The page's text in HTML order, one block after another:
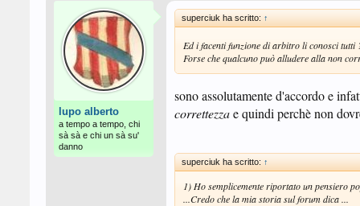
lupo alberto
a tempo a tempo, chi
sà sà e chi un sà su'
danno
superciuk ha scritto: ↑
Ed i facenti funzione di arbitro li conosci tutti
Forse che qualcuno può alludere alla non
sono assolutamente d'accordo e
correttezzae quindi perchè non
superciuk ha scritto: ↑
1) Ho semplicemente riportato un pensiero
...Credo che la mia storia sul forum dica ...